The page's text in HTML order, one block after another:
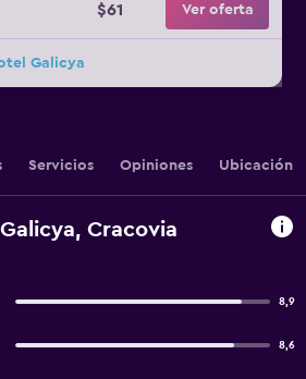
$61 Ver oferta
Galicya
Servicios Opiniones Ubicación
Cracovia
8,9
8,6